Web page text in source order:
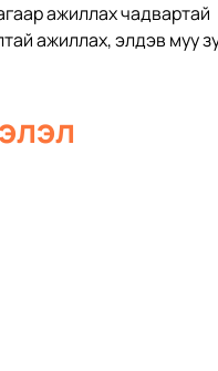
ажиллах чадвартай
ажиллах, элдэв муу